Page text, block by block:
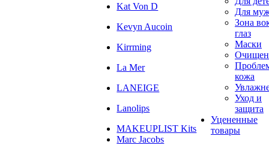
Kat Von D
Kevyn Aucoin
Kirrming
La Mer
LANEIGE
Lanolips
MAKEUPLIST Kits
Marc Jacobs
Для
Зона
глаз
Маски
кожа
Уход и
защита
Уцененные
товары